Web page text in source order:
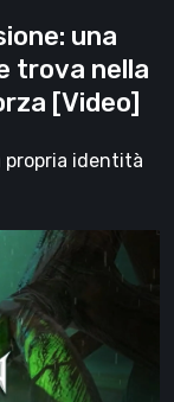
una
trova nella
[Video]
propria identità